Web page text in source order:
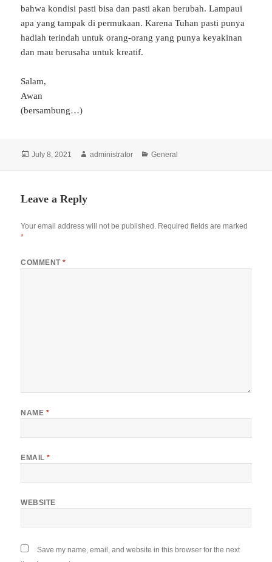
bahwa kondisi pasti bisa dan pasti akan berubah. Lampaui
apa yang tampak di permukaan. Karena Tuhan pasti punya
hadiah terindah untuk orang-orang yang punya keyakinan
dan mau berusaha untuk kreatif.
Salam,
Awan
(bersambung…)
Posted
July 8, 2021 Author
administrator Categories
General
Leave a Reply
Your email address will not be published. Required fields are marked
*
COMMENT*
NAME *
EMAIL*
WEBSITE
Save my name, email, and website in this browser for the next